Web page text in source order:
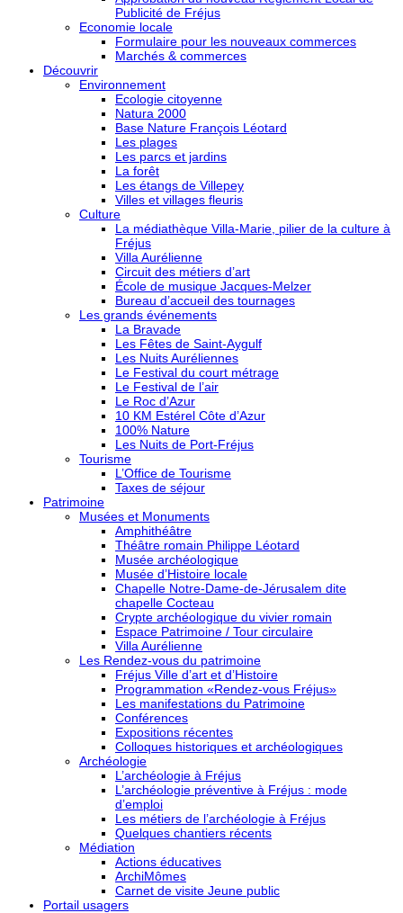
Publicité de Fréjus
Economie locale
Formulaire pour les nouveaux commerces
Marchés & commerces
Découvrir
Environnement
Ecologie citoyenne
Natura 2000
Base Nature François Léotard
Les plages
Les parcs et jardins
La forêt
Les étangs de Villepey
Villes et villages fleuris
Culture
La médiathèque Villa-Marie, pilier de la culture à
Fréjus
Villa Aurélienne
Circuit des métiers d’art
École de musique Jacques-Melzer
Bureau d’accueil des tournages
Les grands événements
La Bravade
Les Fêtes de Saint-Aygulf
Les Nuits Auréliennes
Le Festival du court métrage
Le Festival de l’air
Le Roc d’Azur
10 KM Estérel Côte d’Azur
100% Nature
Les Nuits de Port-Fréjus
Tourisme
L’Office de Tourisme
Taxes de séjour
Patrimoine
Musées et Monuments
Amphithéâtre
Théâtre romain Philippe Léotard
Musée archéologique
Musée d’Histoire locale
Chapelle Notre-Dame-de-Jérusalem dite
chapelle Cocteau
Crypte archéologique du vivier romain
Espace Patrimoine / Tour circulaire
Villa Aurélienne
Les Rendez-vous du patrimoine
Fréjus Ville d’art et d’Histoire
Programmation «Rendez-vous Fréjus»
Les manifestations du Patrimoine
Conférences
Expositions récentes
Colloques historiques et archéologiques
Archéologie
L’archéologie à Fréjus
L’archéologie préventive à Fréjus : mode
d’emploi
Les métiers de l’archéologie à Fréjus
Quelques chantiers récents
Médiation
Actions éducatives
ArchiMômes
Carnet de visite Jeune public
Portail usagers